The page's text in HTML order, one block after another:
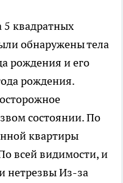
5 квадратных
обнаружены тела
рождения и его
рождения.
состоянии. По
квартиры
всей видимости, и
нетрезвы Из-за